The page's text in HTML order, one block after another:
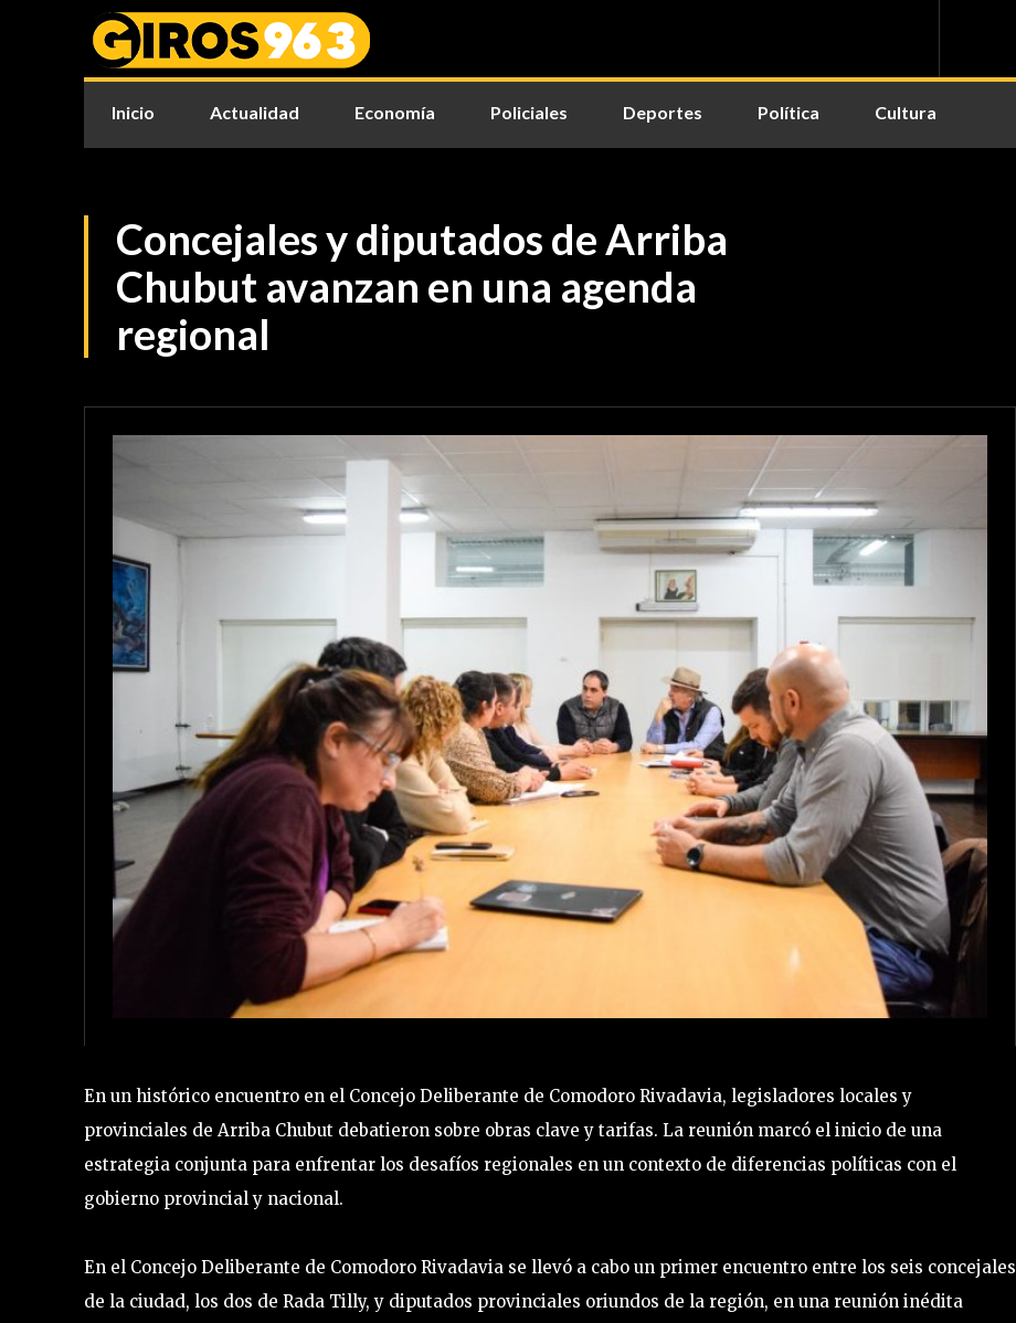
Inicio Actualidad Economía Policiales Deportes Política Cultura
Concejales y diputados de Arriba
Chubut avanzan en una agenda
regional
En un histórico encuentro en el Concejo Deliberante de Comodoro Rivadavia, legisladores locales y
provinciales de Arriba Chubut debatieron sobre obras clave y tarifas. La reunión marcó el inicio de una
estrategia conjunta para enfrentar los desafíos regionales en un contexto de diferencias políticas con el
gobierno provincial y nacional.
En el Concejo Deliberante de Comodoro Rivadavia se llevó a cabo un primer encuentro entre los seis concejales
de la ciudad, los dos de Rada Tilly, y diputados provinciales oriundos de la región, en una reunión inédita